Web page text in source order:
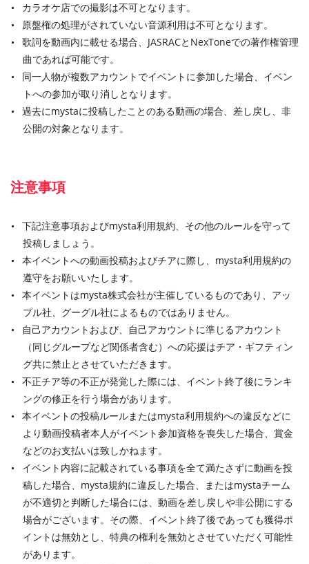
カラオケ店での撮影は不可となります。
原盤権の処理がされていない音源利用は不可となります。
歌詞を動画内に載せる場合、JASRACとNexToneでの著作権管理
曲であれば可能です。
同一人物が複数アカウントでイベントに参加した場合、イベン
トへの参加が取り消しとなります。
過去にmystaに投稿したことのある動画の場合、差し戻し、非
公開の対象となります。
注意事項
下記注意事項およびmysta利用規約、その他のルールを守って
投稿しましょう。
本イベントへの動画投稿およびチアに際し、mysta利用規約の
遵守をお願いいたします。
本イベントはmysta株式会社が主催しているものであり、アッ
プル社、グーグル社によるものではありません。
自己アカウントおよび、自己アカウントに準じるアカウント
（同じグループなど関係者含む）への応援はチア・ギフティン
グ共に禁止とさせていただきます。
不正チア等の不正が発覚した際には、イベント終了後にランキ
ングの修正を行う場合があります。
本イベントの投稿ルールまたはmysta利用規約への違反などに
より動画投稿者本人がイベント参加資格を喪失した場合、賞金
などのお支払いは致しかねます。
イベント内容に記載されている事項を全て満たさずに動画を投
稿した場合、mysta規約に違反した場合、またはmystaチーム
が不適切と判断した場合には、動画を差し戻しや非公開にする
場合がございます。その際、イベント終了後であっても獲得ポ
イントは無効とし、特典の権利を無効とさせていただく可能性
があります。